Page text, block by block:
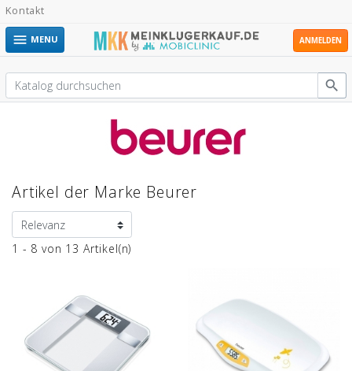
Kontakt
 MENU ANMELDEN

Artikel der Marke Beurer
1 - 8 von 13 Artikel(n)